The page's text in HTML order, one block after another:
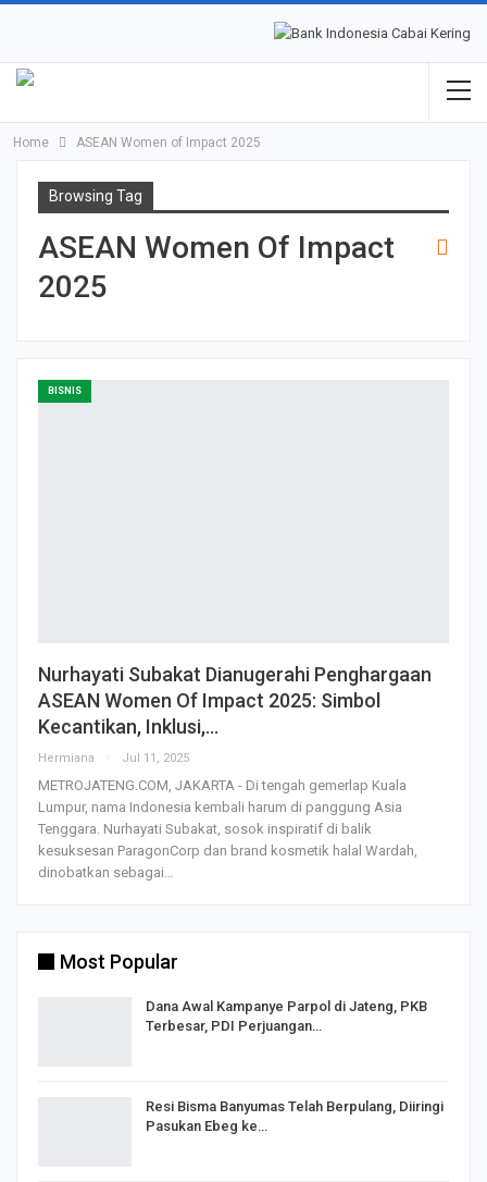
Home ASEAN Women of Impact 2025
Browsing Tag
ASEAN Women Of Impact
2025
BISNIS
Nurhayati Subakat Dianugerahi Penghargaan
ASEAN Women Of Impact 2025: Simbol
Kecantikan, Inklusi,…
Hermiana Jul 11, 2025
METROJATENG.COM, JAKARTA - Di tengah gemerlap Kuala
Lumpur, nama Indonesia kembali harum di panggung Asia
Tenggara. Nurhayati Subakat, sosok inspiratif di balik
kesuksesan ParagonCorp dan brand kosmetik halal Wardah,
dinobatkan sebagai…
Most Popular
Dana Awal Kampanye Parpol di Jateng, PKB
Terbesar, PDI Perjuangan…
Resi Bisma Banyumas Telah Berpulang, Diiringi
Pasukan Ebeg ke…